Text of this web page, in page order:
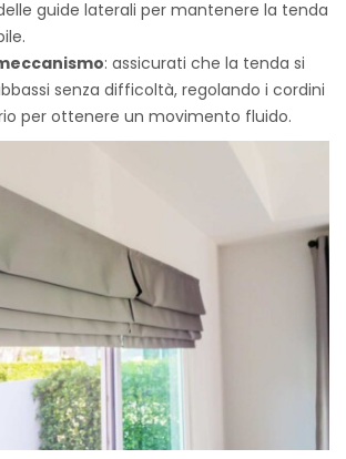
guide laterali per mantenere la tenda
: assicurati che la tenda si
senza difficoltà, regolando i cordini
per ottenere un movimento fluido.